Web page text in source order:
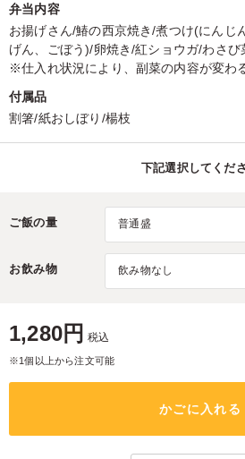
弁当内容
お揚げさん/鰆の西京焼き/煮つけ(にんじ
げん、ごぼう)/卵焼き/紅ショウガ/わさ
※仕入れ状況により、副菜の内容が変わ
付属品
割箸/紙おしぼり/楊枝
下記選択してくだ
ご飯の量
お飲み物
1,280円 税込
※1個以上から注文可能
かごに入れる